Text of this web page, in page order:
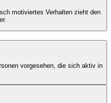
motiviertes Verhalten zieht den
vorgesehen, die sich aktiv in